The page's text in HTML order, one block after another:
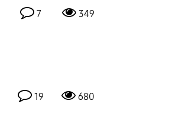
7 349
19 680